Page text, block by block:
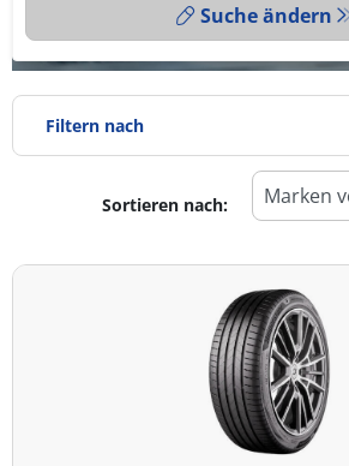
Suche ändern
Filtern nach
Reifentyp
Alle Arten (191)
Ganzjahresreifen (25)
Sortieren nach: